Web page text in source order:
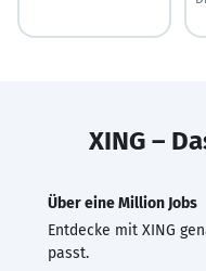
XING –
Über eine Million Jobs
Entdecke mit XING
passt.